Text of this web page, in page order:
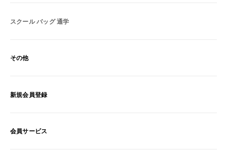
スクール バッグ 通学
その他
新規会員登録
会員サービス